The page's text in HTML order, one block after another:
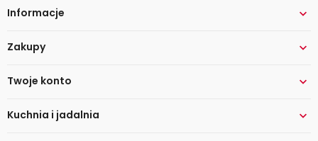
Informacje 
Zakupy 
Twoje konto 
Kuchnia i jadalnia 